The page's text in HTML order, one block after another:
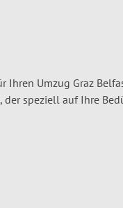
Ihren Umzug Graz
, der speziell auf Ihre